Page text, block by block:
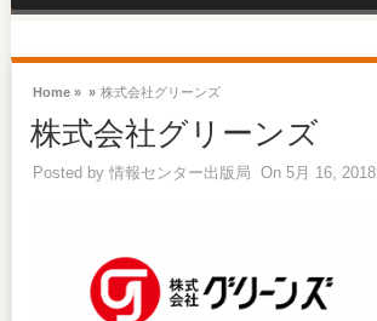
Home » » 株式会社グリーンズ
株式会社グリーンズ
Posted by 情報センター出版局 On 5月 16, 2018